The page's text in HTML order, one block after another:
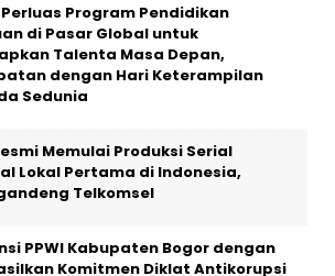
Perluas Program Pendidikan
di Pasar Global untuk
Talenta Masa Depan,
dengan Hari Keterampilan
Sedunia
Memulai Produksi Serial
Lokal Pertama di Indonesia,
Telkomsel
PPWI Kabupaten Bogor dengan
Komitmen Diklat Antikorupsi